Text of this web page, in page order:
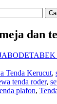
dan
Tenda Kerucut,
tenda roder,
plafon,